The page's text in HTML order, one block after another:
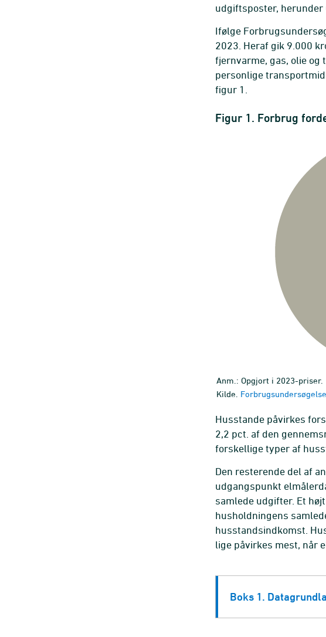
udgiftsposter, herunder
Ifølge
2023. Heraf gik 9.000
fjernvarme, gas, olie
personlige
figur 1.
Figur 1. Forbrug
Anm.: Opgjort i 2023-priser.
Kilde.
Husstande påvirkes
2,2 pct. af den
forskellige typer af
Den resterende del af
udgangspunkt
samlede udgifter. Et
husholdningens
husstandsindkomst.
lige påvirkes mest, når
Boks 1.